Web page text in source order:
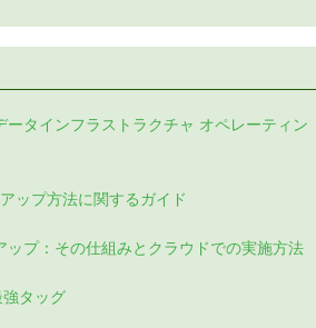
ータインフラストラクチャ オペレーティン
ップ方法に関するガイド
ップ：その仕組みとクラウドでの実施方法
強タッグ